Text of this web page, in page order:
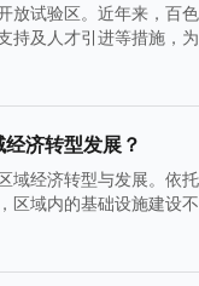
放试验区。近年来，百
持及人才引进等措施，
济转型发展？
域经济转型与发展。依
区域内的基础设施建设